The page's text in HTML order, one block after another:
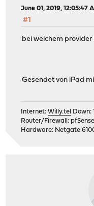
June 01, 2019, 12:05:47
#1
bei welchem provider
Gesendet von iPad
Internet:Willy.tel
Down:
Router/Firewall:
Hardware: Netgate